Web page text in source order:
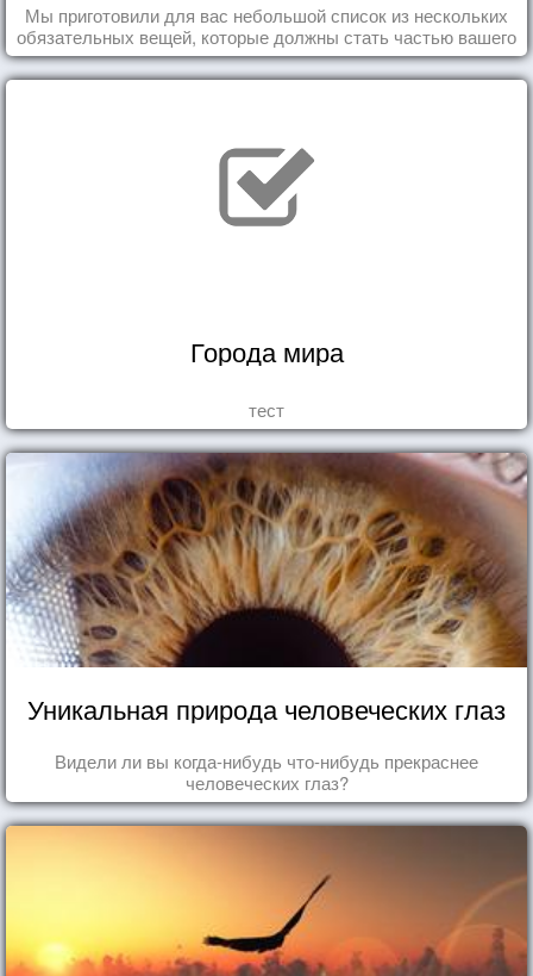
Мы приготовили для вас небольшой список из нескольких
обязательных вещей, которые должны стать частью вашего
дня.
Города мира
тест
Уникальная природа человеческих глаз
Видели ли вы когда-нибудь что-нибудь прекраснее
человеческих глаз?